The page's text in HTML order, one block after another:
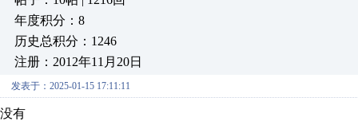
年度积分：8
历史总积分：1246
注册：2012年11月20日
发表于：2025-01-15 17:11:11
没有